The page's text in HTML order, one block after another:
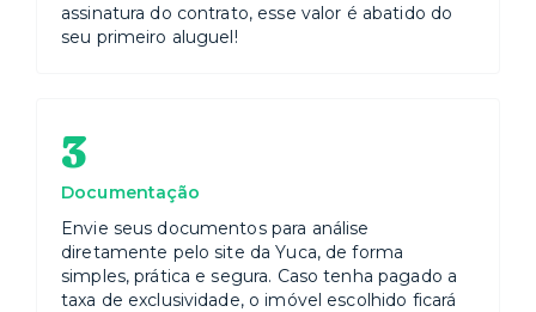
assinatura do contrato, esse valor é abatido do
seu primeiro aluguel!
3
Documentação
Envie seus documentos para análise
diretamente pelo site da Yuca, de forma
simples, prática e segura. Caso tenha pagado a
taxa de exclusividade, o imóvel escolhido ficará